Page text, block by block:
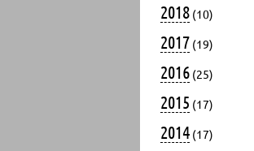
2018 (10)
2017 (19)
2016 (25)
2015 (17)
2014 (17)